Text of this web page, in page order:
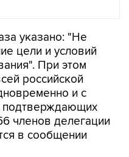
указано: "Не
цели и условий
При этом
российской
и с
подтверждающих
членов делегации
в сообщении